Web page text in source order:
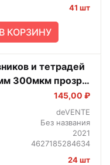
41 шт
В КОРЗИНУ
и тетрадей
300мкм прозр
145,00 ₽
deVENTE
Без названия
2021
4627185284634
24 шт